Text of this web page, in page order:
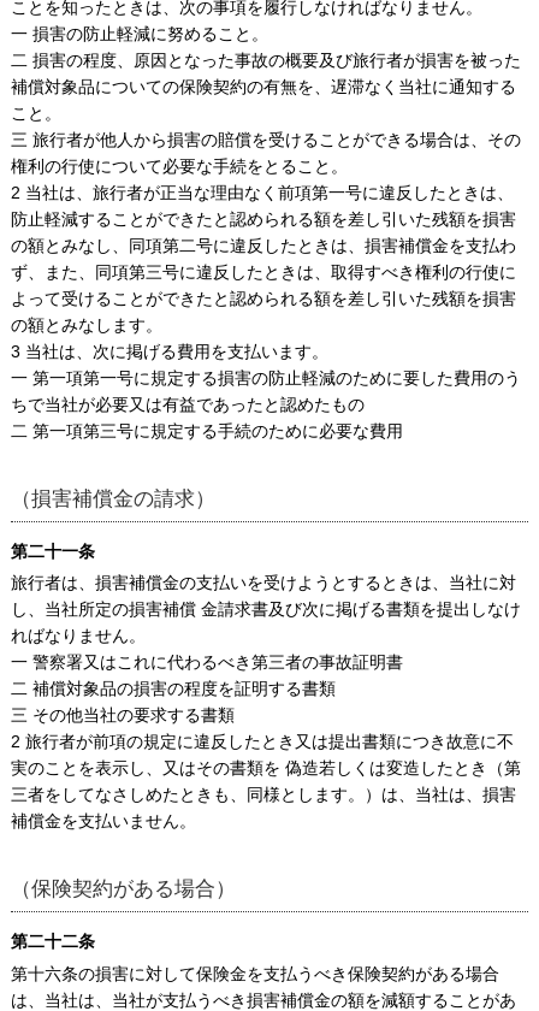
ことを知ったときは、次の事項を履行しなければなりません。
一 損害の防止軽減に努めること。
二 損害の程度、原因となった事故の概要及び旅行者が損害を被った
補償対象品についての保険契約の有無を、遅滞なく当社に通知する
こと。
三 旅行者が他人から損害の賠償を受けることができる場合は、その
権利の行使について必要な手続をとること。
2 当社は、旅行者が正当な理由なく前項第一号に違反したときは、
防止軽減することができたと認められる額を差し引いた残額を損害
の額とみなし、同項第二号に違反したときは、損害補償金を支払わ
ず、また、同項第三号に違反したときは、取得すべき権利の行使に
よって受けることができたと認められる額を差し引いた残額を損害
の額とみなします。
3 当社は、次に掲げる費用を支払います。
一 第一項第一号に規定する損害の防止軽減のために要した費用のう
ちで当社が必要又は有益であったと認めたもの
二 第一項第三号に規定する手続のために必要な費用
（損害補償金の請求）
第二十一条
旅行者は、損害補償金の支払いを受けようとするときは、当社に対
し、当社所定の損害補償 金請求書及び次に掲げる書類を提出しなけ
ればなりません。
一 警察署又はこれに代わるべき第三者の事故証明書
二 補償対象品の損害の程度を証明する書類
三 その他当社の要求する書類
2 旅行者が前項の規定に違反したとき又は提出書類につき故意に不
実のことを表示し、又はその書類を 偽造若しくは変造したとき（第
三者をしてなさしめたときも、同様とします。）は、当社は、損害
補償金を支払いません。
（保険契約がある場合）
第二十二条
第十六条の損害に対して保険金を支払うべき保険契約がある場合
は、当社は、当社が支払うべき損害補償金の額を減額することがあ